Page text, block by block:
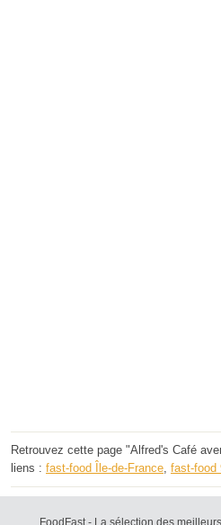
Retrouvez cette page "Alfred's Café
liens : fast-food Île-de-France, fast-food